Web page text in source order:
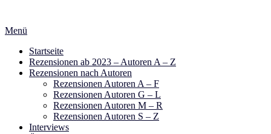
springen
Menü
Startseite
Rezensionen ab 2023 – Autoren A – Z
Rezensionen nach Autoren
Rezensionen Autoren A – F
Rezensionen Autoren G – L
Rezensionen Autoren M – R
Rezensionen Autoren S – Z
Interviews